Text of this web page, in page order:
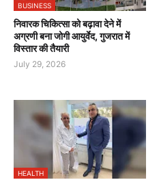
BUSINESS
निवारक चिकित्सा को बढ़ावा देने में
अग्रणी बना जोगी आयुर्वेद, गुजरात में
विस्तार की तैयारी
July 29, 2026
HEALTH